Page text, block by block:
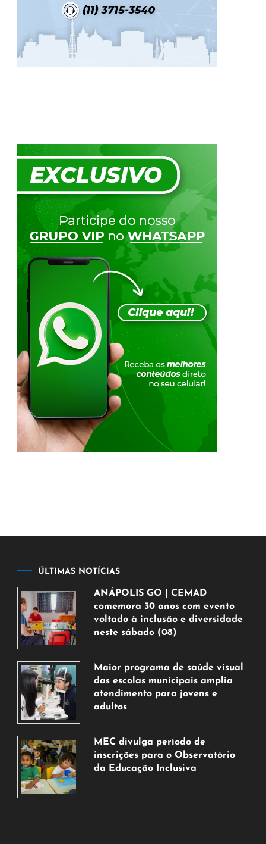
ÚLTIMAS NOTÍCIAS
ANÁPOLIS GO | CEMAD
comemora 30 anos com evento
voltado à inclusão e diversidade
neste sábado (08)
de
agosto
de
2026
Maior programa de saúde visual
das escolas municipais amplia
atendimento para jovens e
adultos
de
agosto
de
MEC divulga período de
inscrições para o Observatório
da Educação Inclusiva